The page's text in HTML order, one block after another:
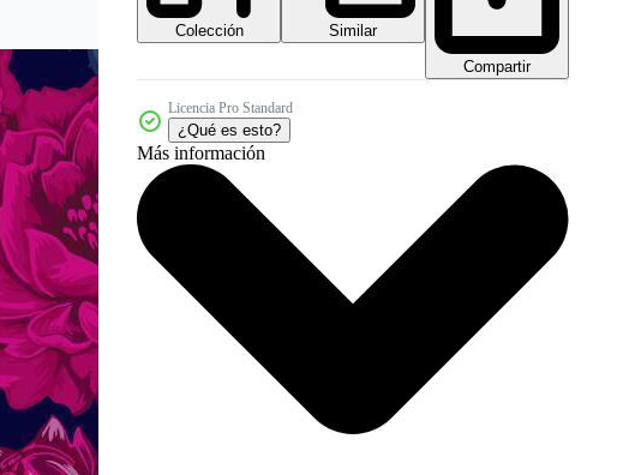
Colección
Similar
Compartir
Licencia Pro Standard
¿Qué es esto?
Más información